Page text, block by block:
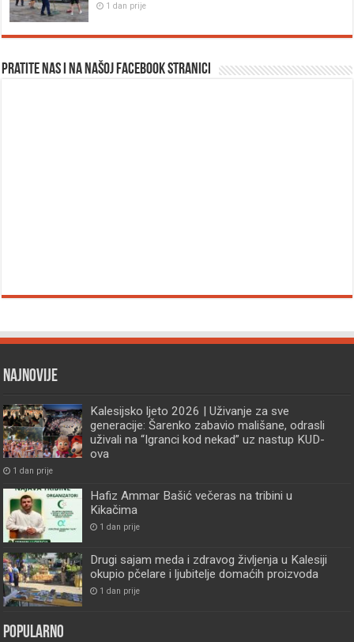
1 dan prije
Pratite nas i na našoj facebook stranici
Najnovije
Kalesijsko ljeto 2026 | Uživanje za sve
generacije: Šarenko zabavio mališane, odrasli
uživali na “Igranci kod nekad” uz nastup KUD-
ova
1 dan prije
Hafiz Ammar Bašić večeras na tribini u
Kikačima
1 dan prije
Drugi sajam meda i zdravog življenja u Kalesiji
okupio pčelare i ljubitelje domaćih proizvoda
1 dan prije
Popularno